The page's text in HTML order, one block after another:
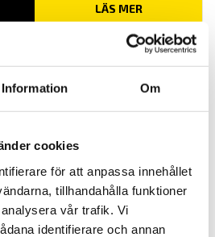
Information Om
cookies
för att anpassa innehållet
tillhandahålla funktioner
vår trafik. Vi
identifierare och annan
LÄS MER
momentgivare fyrkantsfäste
[2,5N.m, 5N.m, 7,5N.m,
175N.m, 250N.m och 500N.m].